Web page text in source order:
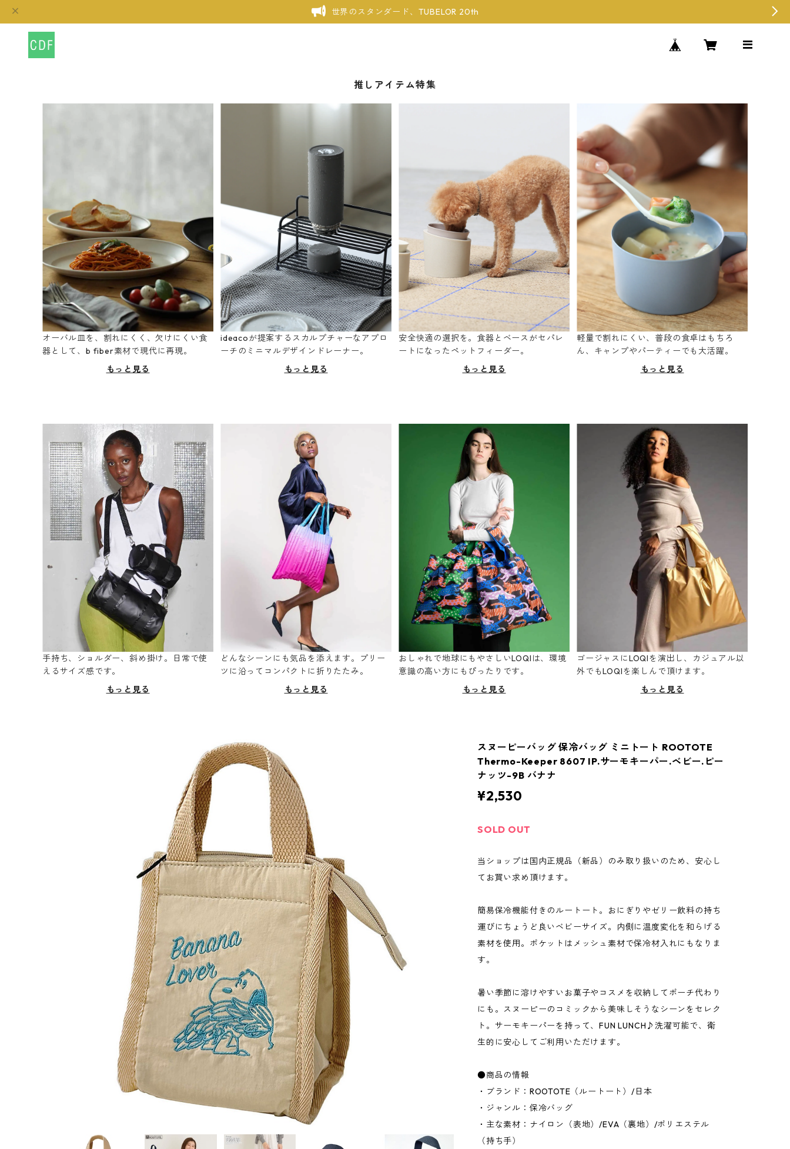
世界のスタンダード、TUBELOR 20th
推しアイテム特集
オーバル皿を、割れにくく、欠けにくい食
器として、b fiber素材で現代に再現。
もっと見る
ideacoが提案するスカルプチャーなアプロ
ーチのミニマルデザインドレーナー。
もっと見る
安全快適の選択を。食器とベースがセパレ
ートになったペットフィーダー。
もっと見る
軽量で割れにくい、普段の食卓はもちろ
ん、キャンプやパーティーでも大活躍。
もっと見る
手持ち、ショルダー、斜め掛け。日常で使
えるサイズ感です。
もっと見る
どんなシーンにも気品を添えます。プリー
ツに沿ってコンパクトに折りたたみ。
もっと見る
おしゃれで地球にもやさしいLOQIは、環境
意識の高い方にもぴったりです。
もっと見る
ゴージャスにLOQIを演出し、カジュアル以
外でもLOQIを楽しんで頂けます。
もっと見る
スヌーピーバッグ 保冷バッグ ミニトート ROOTOTE
Thermo-Keeper 8607 IP.サーモキーパー.ベビー.ピー
ナッツ-9B バナナ
¥2,530
SOLD OUT
当ショップは国内正規品（新品）のみ取り扱いのため、安心し
てお買い求め頂けます。
簡易保冷機能付きのルートート。おにぎりやゼリー飲料の持ち
運びにちょうど良いベビーサイズ。内側に温度変化を和らげる
素材を使用。ポケットはメッシュ素材で保冷材入れにもなりま
す。
暑い季節に溶けやすいお菓子やコスメを収納してポーチ代わり
にも。スヌーピーのコミックから美味しそうなシーンをセレク
ト。サーモキーパーを持って、FUN LUNCH♪洗濯可能で、衛
生的に安心してご利用いただけます。
●商品の情報
・ブランド：ROOTOTE（ルートート）/日本
・ジャンル：保冷バッグ
・主な素材：ナイロン（表地）/EVA（裏地）/ポリエステル
（持ち手）